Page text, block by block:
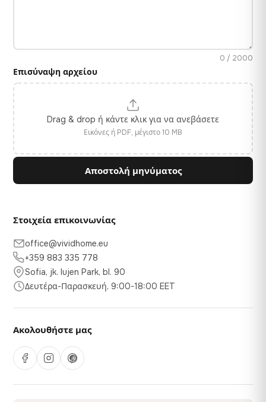
0 / 2000
Επισύναψη αρχείου
Drag & drop ή κάντε κλικ για να ανεβάσετε
Εικόνες ή PDF, μέγιστο 10 MB
Αποστολή μηνύματος
Στοιχεία επικοινωνίας
office@vividhome.eu
+359 883 335 778
Sofia, jk. Iujen Park, bl. 90
Δευτέρα-Παρασκευή, 9:00-18:00 EET
Ακολουθήστε μας